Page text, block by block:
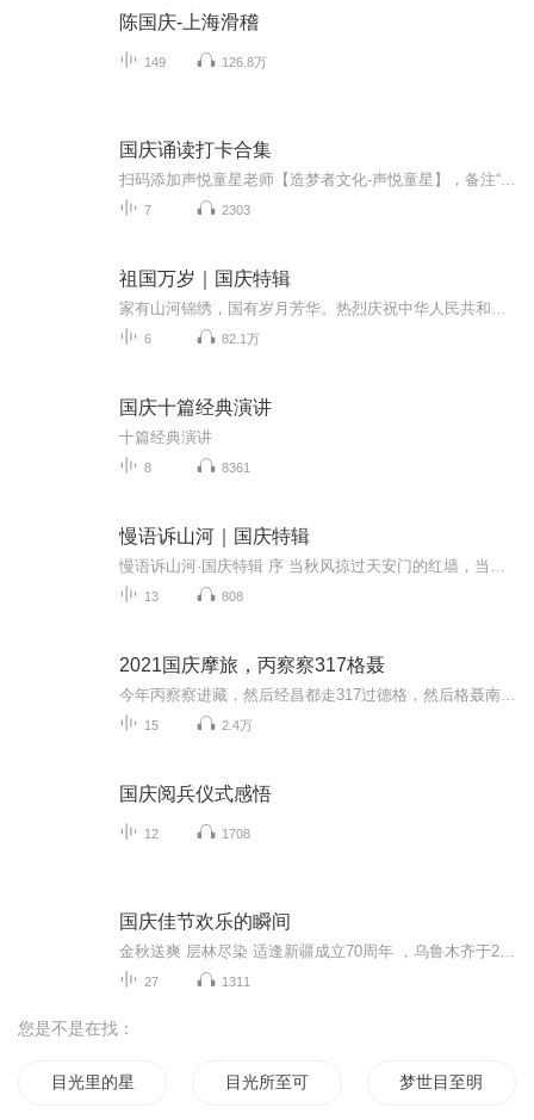
陈国庆-上海滑稽
149 126.8万
国庆诵读打卡合集
7 2303
祖国万岁｜国庆特辑
6 82.1万
国庆十篇经典演讲
十篇经典演讲
8 8361
慢语诉山河｜国庆特辑
13 808
2021国庆摩旅，丙察察317格聂
15 2.4万
国庆阅兵仪式感悟
12 1708
国庆佳节欢乐的瞬间
27 1311
您是不是在找：
目光里的星光 目光所至可有妖 梦世目至明